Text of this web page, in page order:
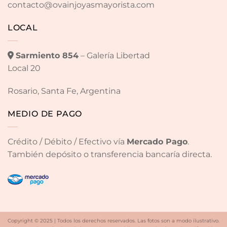
LOCAL
Sarmiento 854– Galería Libertad
Local 20
Rosario, Santa Fe, Argentina
MEDIO DE PAGO
Crédito / Débito / Efectivo vía Mercado Pago.
También depósito o transferencia bancaría directa.
contacto@ovainjoyasmayorista.com
Copyright © 2025 | Todos los derechos reservados. Las fotos son a modo ilustrativo.